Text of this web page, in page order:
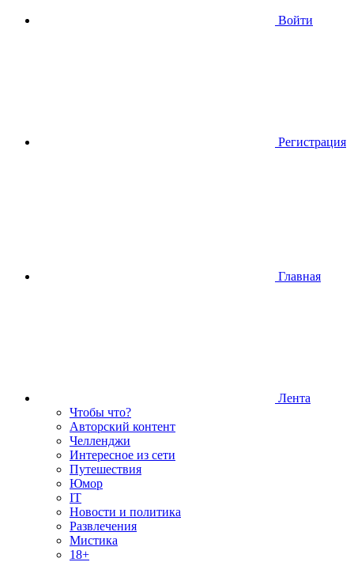
Войти
Регистрация
Главная
Лента
Чтобы что?
Авторский контент
Челленджи
Интересное из сети
Путешествия
Юмор
IT
Новости и политика
Развлечения
Мистика
18+